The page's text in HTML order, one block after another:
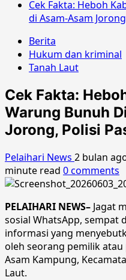
Cek Fakta: Heboh
di Asam-Asam
Berita
Hukum dan kriminal
Tanah Laut
Cek Fakta:
Warung Bunuh
Jorong, Polisi
Pelaihari News 2 bulan
minute read 0 comments
PELAIHARI NEWS– Jagat
sosial WhatsApp, sempat
informasi yang
oleh seorang pemilik
Asam Kampung,
Laut.